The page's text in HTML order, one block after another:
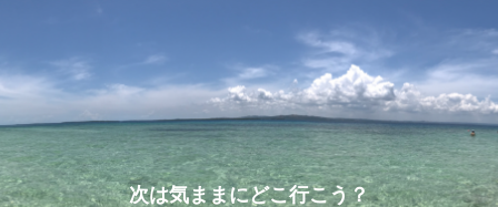
次は気ままにどこ行こう？